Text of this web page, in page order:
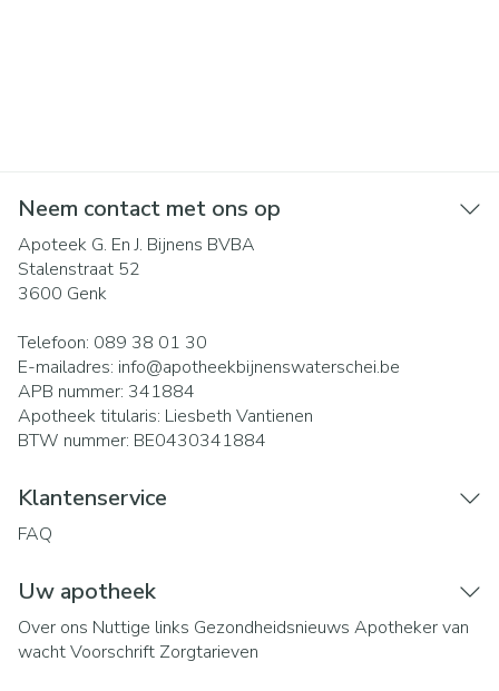
Neem contact met ons op
Apoteek G. En J. Bijnens BVBA
Stalenstraat 52
3600 Genk
Telefoon: 089 38 01 30
E-mailadres: info@apotheekbijnenswaterschei.be
APB nummer: 341884
Apotheek titularis: Liesbeth Vantienen
BTW nummer: BE0430341884
Klantenservice
FAQ
Uw apotheek
Over ons Nuttige links Gezondheidsnieuws Apotheker van
wachtVoorschrift Zorgtarieven